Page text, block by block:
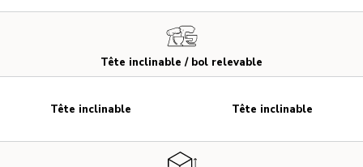
Tête inclinable / bol relevable
Tête inclinable Tête inclinable